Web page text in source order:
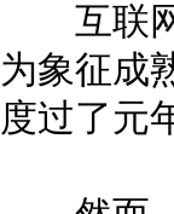
互联网
为象征成
度过了元